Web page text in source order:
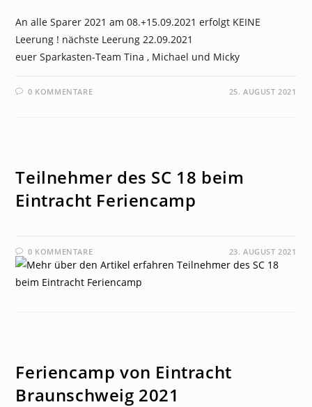
An alle Sparer 2021 am 08.+15.09.2021 erfolgt KEINE
Leerung ! nächste Leerung 22.09.2021
euer Sparkasten-Team Tina , Michael und Micky
0 KOMMENTARE 25. AUGUST 2021
Teilnehmer des SC 18 beim
Eintracht Feriencamp
0 KOMMENTARE 23. AUGUST 2021
Feriencamp von Eintracht
Braunschweig 2021